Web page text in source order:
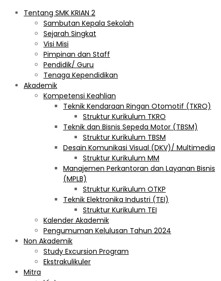
Tentang SMK KRIAN 2
Sambutan Kepala Sekolah
Sejarah Singkat
Visi Misi
Pimpinan dan Staff
Pendidik/ Guru
Tenaga Kependidikan
Akademik
Kompetensi Keahlian
Teknik Kendaraan Ringan Otomotif (TKRO)
Struktur Kurikulum TKRO
Teknik dan Bisnis Sepeda Motor (TBSM)
Struktur Kurikulum TBSM
Desain Komunikasi Visual (DKV)/ Multimedia
Struktur Kurikulum MM
Manajemen Perkantoran dan Layanan Bisnis
(MPLB)
Struktur Kurikulum OTKP
Teknik Elektronika Industri (TEI)
Struktur Kurikulum TEI
Kalender Akademik
Pengumuman Kelulusan Tahun 2024
Non Akademik
Study Excursion Program
Ekstrakulikuler
Mitra